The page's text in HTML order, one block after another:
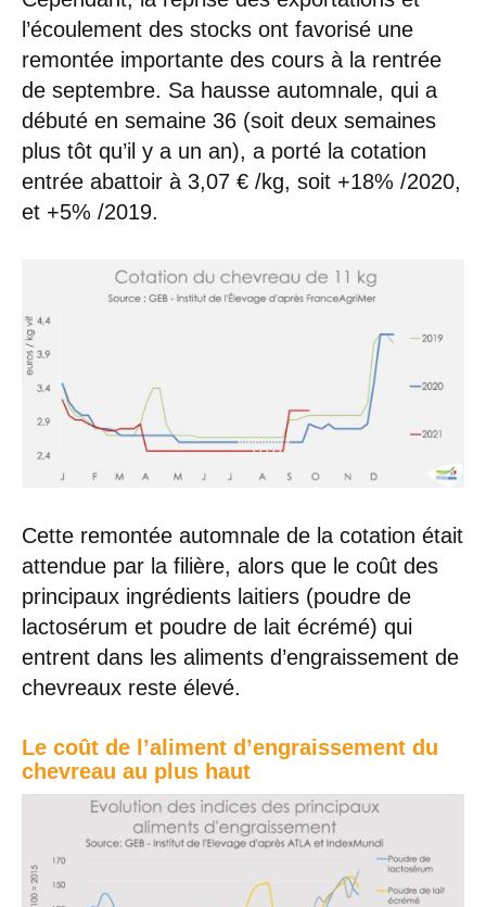
l’écoulement des stocks ont favorisé une
remontée importante des cours à la rentrée
de septembre. Sa hausse automnale, qui a
débuté en semaine 36 (soit deux semaines
plus tôt qu’il y a un an), a porté la cotation
entrée abattoir à 3,07 € /kg, soit +18% /2020,
et +5% /2019.
Cette remontée automnale de la cotation était
attendue par la filière, alors que le coût des
principaux ingrédients laitiers (poudre de
lactosérum et poudre de lait écrémé) qui
entrent dans les aliments d’engraissement de
chevreaux reste élevé.
Le coût de l’aliment d’engraissement du
chevreau au plus haut